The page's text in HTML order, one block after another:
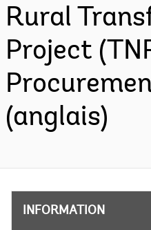
Rural
Project
(anglais)
INFORMATION